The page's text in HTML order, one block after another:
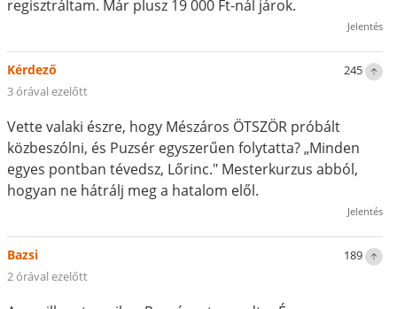
regisztráltam. Már plusz 19 000 Ft-nál járok.
Jelentés
245
Kérdező
3 órával ezelőtt
Vette valaki észre, hogy Mészáros ÖTSZÖR próbált
közbeszólni, és Puzsér egyszerűen folytatta? „Minden
egyes pontban tévedsz, Lőrinc." Mesterkurzus abból,
hogyan ne hátrálj meg a hatalom elől.
Jelentés
189
Bazsi
2 órával ezelőtt